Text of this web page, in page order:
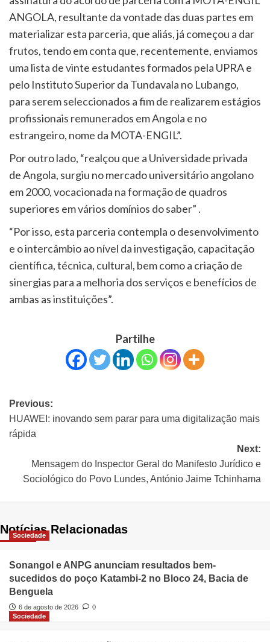
ANGOLA, resultante da vontade das duas partes em
materializar esta parceria, que aliás, já começou a dar
frutos, tendo em conta que, recentemente, enviamos
uma lista de vinte estudantes formados pela UPRA e
pelo Instituto Superior da Tundavala no Lubango,
para serem seleccionados a fim de realizarem estágios
profissionais remunerados em Angola e no
estrangeiro, nome da MOTA-ENGIL”.
Por outro lado, “realçou que a Universidade privada
de Angola, surgiu no mercado universitário angolano
em 2000, vocacionada na formação de quadros
superiores em vários domínios do saber” .
“Por isso, esta parceria contempla o desenvolvimento
e o intercâmbio ao nível da investigação, capacitação
científica, técnica, cultural, bem como a criação de
sinergias para a melhoria dos serviços e benefícios de
ambas as instituições”.
Partilhe
Previous:
HUAWEI: inovando sem parar para uma digitalização mais
rápida
Next:
Mensagem do Inspector Geral do Manifesto Jurídico e
Sociológico do Povo Lundes, António Jaime Tchinhama
Notícias Relacionadas
Sociedade
Sonangol e ANPG anunciam resultados bem-
sucedidos do poço Katambi-2 no Bloco 24, Bacia de
Benguela
6 de agosto de 2026
0
Sociedade